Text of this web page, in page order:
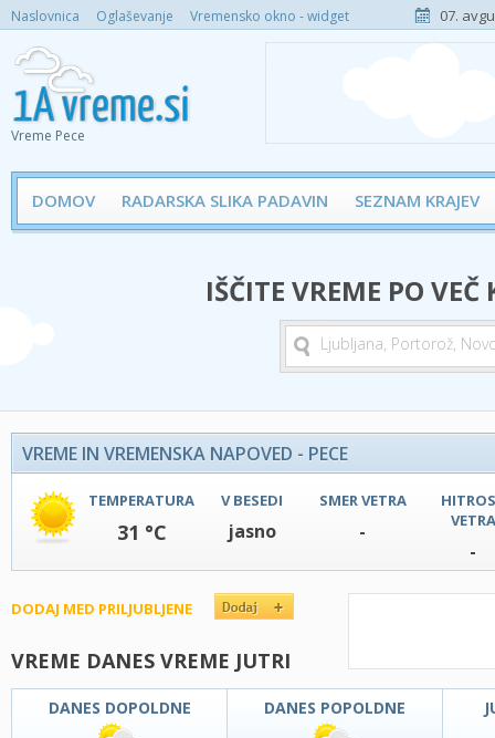
Naslovnica Oglaševanje Vremensko okno - widget 07.
Vreme Pece
DOMOV RADARSKA SLIKA PADAVIN SEZNAM KRAJEV
IŠČITE VREME PO
VREME IN VREMENSKA NAPOVED - PECE
TEMPERATURA
31 °C
V BESEDI
jasno
SMER VETRA
-
VETRA
-
DODAJ MED PRILJUBLJENE
VREME DANES VREME JUTRI
DANES DOPOLDNE DANES POPOLDNE